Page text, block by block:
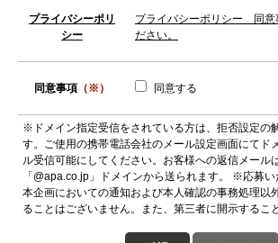
プライバシーポリ
シー
プライバシーポリシー 同意
ださい。
同意事項 （※） 同意する
※ドメイン指定受信をされている方は、拒否設定の
す。ご使用の携帯電話会社のメール設定画面にてド
ル受信可能にしてください。お客様への返信メール
「@apa.co.jp」ドメインから送られます。 ※応募
本企画においての通知および本人確認の事務処理以
ることはございません。また、第三者に開示するこ